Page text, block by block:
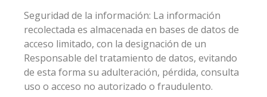
Seguridad de la información: La información
recolectada es almacenada en bases de datos de
acceso limitado, con la designación de un
Responsable del tratamiento de datos, evitando
de esta forma su adulteración, pérdida, consulta
uso o acceso no autorizado o fraudulento.